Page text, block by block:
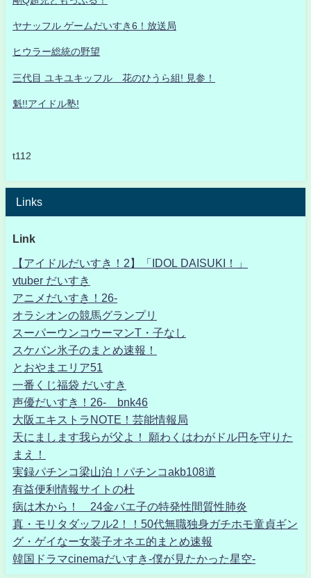
ヤナッフル ゲームだいすき6！放送局
ヒウラー総統の野望
三代目 ユキユキッフル 花のひうら組! 見参！
魁!!アイドル塾!
t112
Links
Link
【アイドルだいすき！2】「IDOL DAISUKI！」
vtuber だいすき
アニメだいすき！26-
オラシオンの競馬グランプリ
スーパーウンコウーマンT・子なし
スケバン氷子のまとめ速報！
とおやまエリア51
一番くじ福袋 だいすき
声優だいすき！26- bnk46
大阪エキストラNOTE！芸能情報局
天にまします我らが父よ！ 願わくはわがドル円を守りた
まえ！
実録パチンコ梁山泊！パチンコakb108道
有益便利情報サイトの杜
病は木から！ 24金バエ子の特発性間質性肺炎
真・モリタダッフル2！！50代無職独身ガチホモ童貞ギン
グ・ゲイなー女装子オネエ的まとめ速報
韓国ドラマcinemaだいすき-僕が見たかった星空-